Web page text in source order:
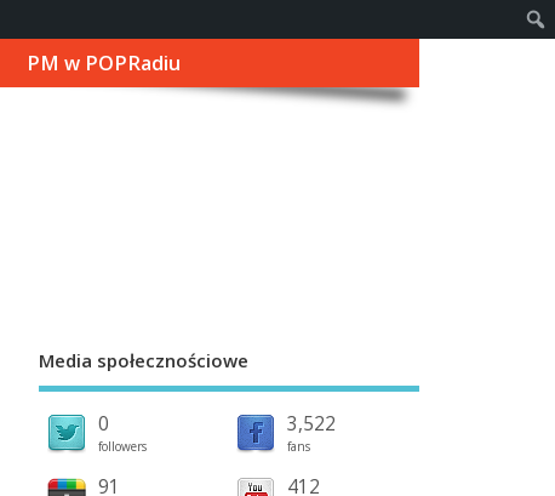
PM w POPRadiu
Media społecznościowe
0
followers
3,522
fans
91 412